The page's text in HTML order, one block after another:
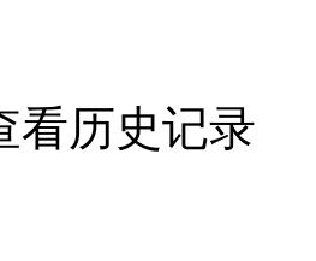
看历史记录